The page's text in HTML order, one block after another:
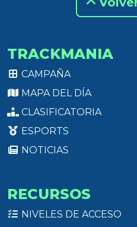
TRACKMANIA
CAMPAÑA
MAPA DEL DÍA
CLASIFICATORIA
ESPORTS
NOTICIAS
RECURSOS
NIVELES DE ACCESO